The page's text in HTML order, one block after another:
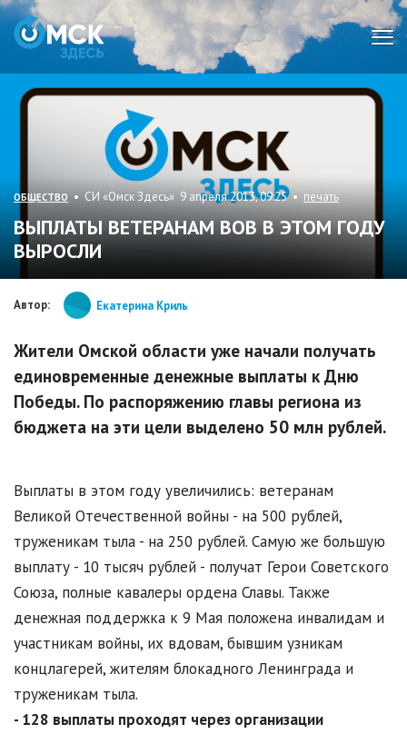
ОБЩЕСТВО • СИ «Омск Здесь» 9 апреля 2013, 09:25 • печать
ВЫПЛАТЫ ВЕТЕРАНАМ ВОВ В ЭТОМ ГОДУ
ВЫРОСЛИ
Автор: Екатерина Криль
Жители Омской области уже начали получать
единовременные денежные выплаты к Дню
Победы. По распоряжению главы региона из
бюджета на эти цели выделено 50 млн рублей.
Выплаты в этом году увеличились: ветеранам
Великой Отечественной войны - на 500 рублей,
труженикам тыла - на 250 рублей. Самую же большую
выплату - 10 тысяч рублей - получат Герои Советского
Союза, полные кавалеры ордена Славы. Также
денежная поддержка к 9 Мая положена инвалидам и
участникам войны, их вдовам, бывшим узникам
концлагерей, жителям блокадного Ленинграда и
труженикам тыла.
- 128 выплаты проходят через организации